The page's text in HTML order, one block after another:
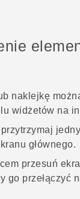
HTC
naklejkę
widżetów na
głównego.
przesuń
go przełączyć